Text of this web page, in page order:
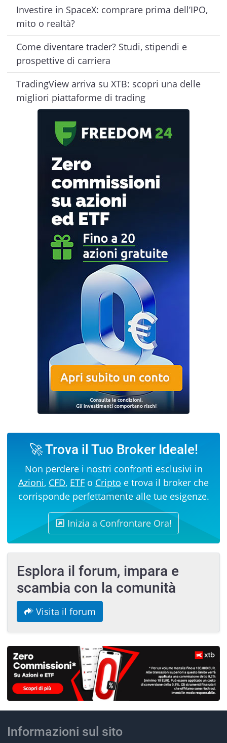
Investire in SpaceX: comprare prima dell’IPO,
mito o realtà?
Come diventare trader? Studi, stipendi e
prospettive di carriera
TradingView arriva su XTB: scopri una delle
migliori piattaforme di trading
🚀 Trova il Tuo Broker Ideale!
Non perdere i nostri confronti esclusivi in
Azioni, CFD, ETF o Cripto e trova il broker che
corrisponde perfettamente alle tue esigenze.
Inizia a Confrontare Ora!
Esplora il forum, impara e
scambia con la comunità
Visita il forum
Informazioni sul sito